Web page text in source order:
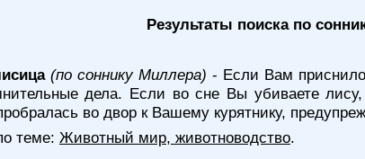
Результаты поиска по
(по соннику Миллера) - Если Вам
дела. Если во сне Вы убиваете
во двор к Вашему курятнику,
теме: Животный мир, животноводство.